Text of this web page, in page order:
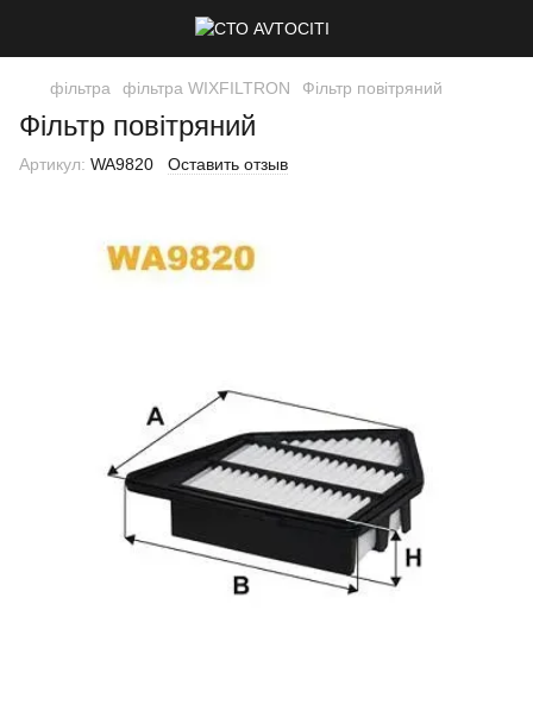
фільтра фільтра WIXFILTRON Фільтр повітряний
Фільтр повітряний
Артикул: WA9820 Оставить отзыв